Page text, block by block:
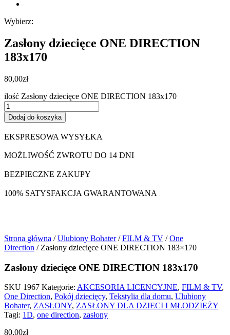
Wybierz:
Zasłony dziecięce ONE DIRECTION
183x170
80,00zł
ilość Zasłony dziecięce ONE DIRECTION 183x170
Dodaj do koszyka
EKSPRESOWA WYSYŁKA
MOŻLIWOŚĆ ZWROTU DO 14 DNI
BEZPIECZNE ZAKUPY
100% SATYSFAKCJA GWARANTOWANA
Strona główna /Ulubiony Bohater/FILM & TV /One
Direction / Zasłony dziecięce ONE DIRECTION 183×170
Zasłony dziecięce ONE DIRECTION 183x170
SKU 1967 Kategorie: AKCESORIA LICENCYJNE, FILM & TV,
One Direction, Pokój dziecięcy, Tekstylia dla domu, Ulubiony
Bohater, ZASŁONY, ZASŁONY DLA DZIECI I MŁODZIEŻY
Tagi: 1D, one direction, zasłony
80,00zł